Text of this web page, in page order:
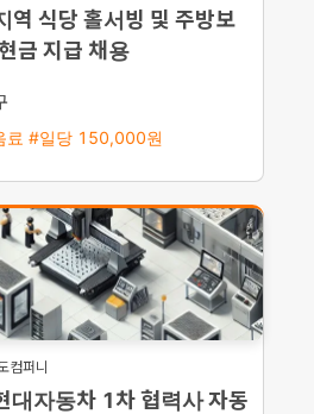
역 식당 홀서빙 및 주방보
금 지급 채용
료 #일당 150,000원
컴퍼니
대자동차 1차 협력사 자동